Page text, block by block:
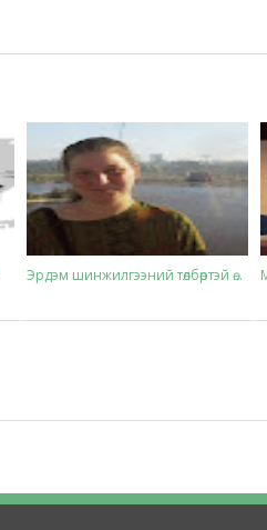
Эрдэм шинжилгээний төлбөртэй ө...